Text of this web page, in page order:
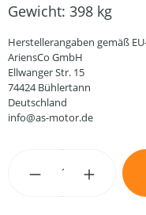
Gewicht: 398 kg
Herstellerangaben gemäß
AriensCo GmbH
Ellwanger Str. 15
74424 Bühlertann
Deutschland
info@as-motor.de
Produkt